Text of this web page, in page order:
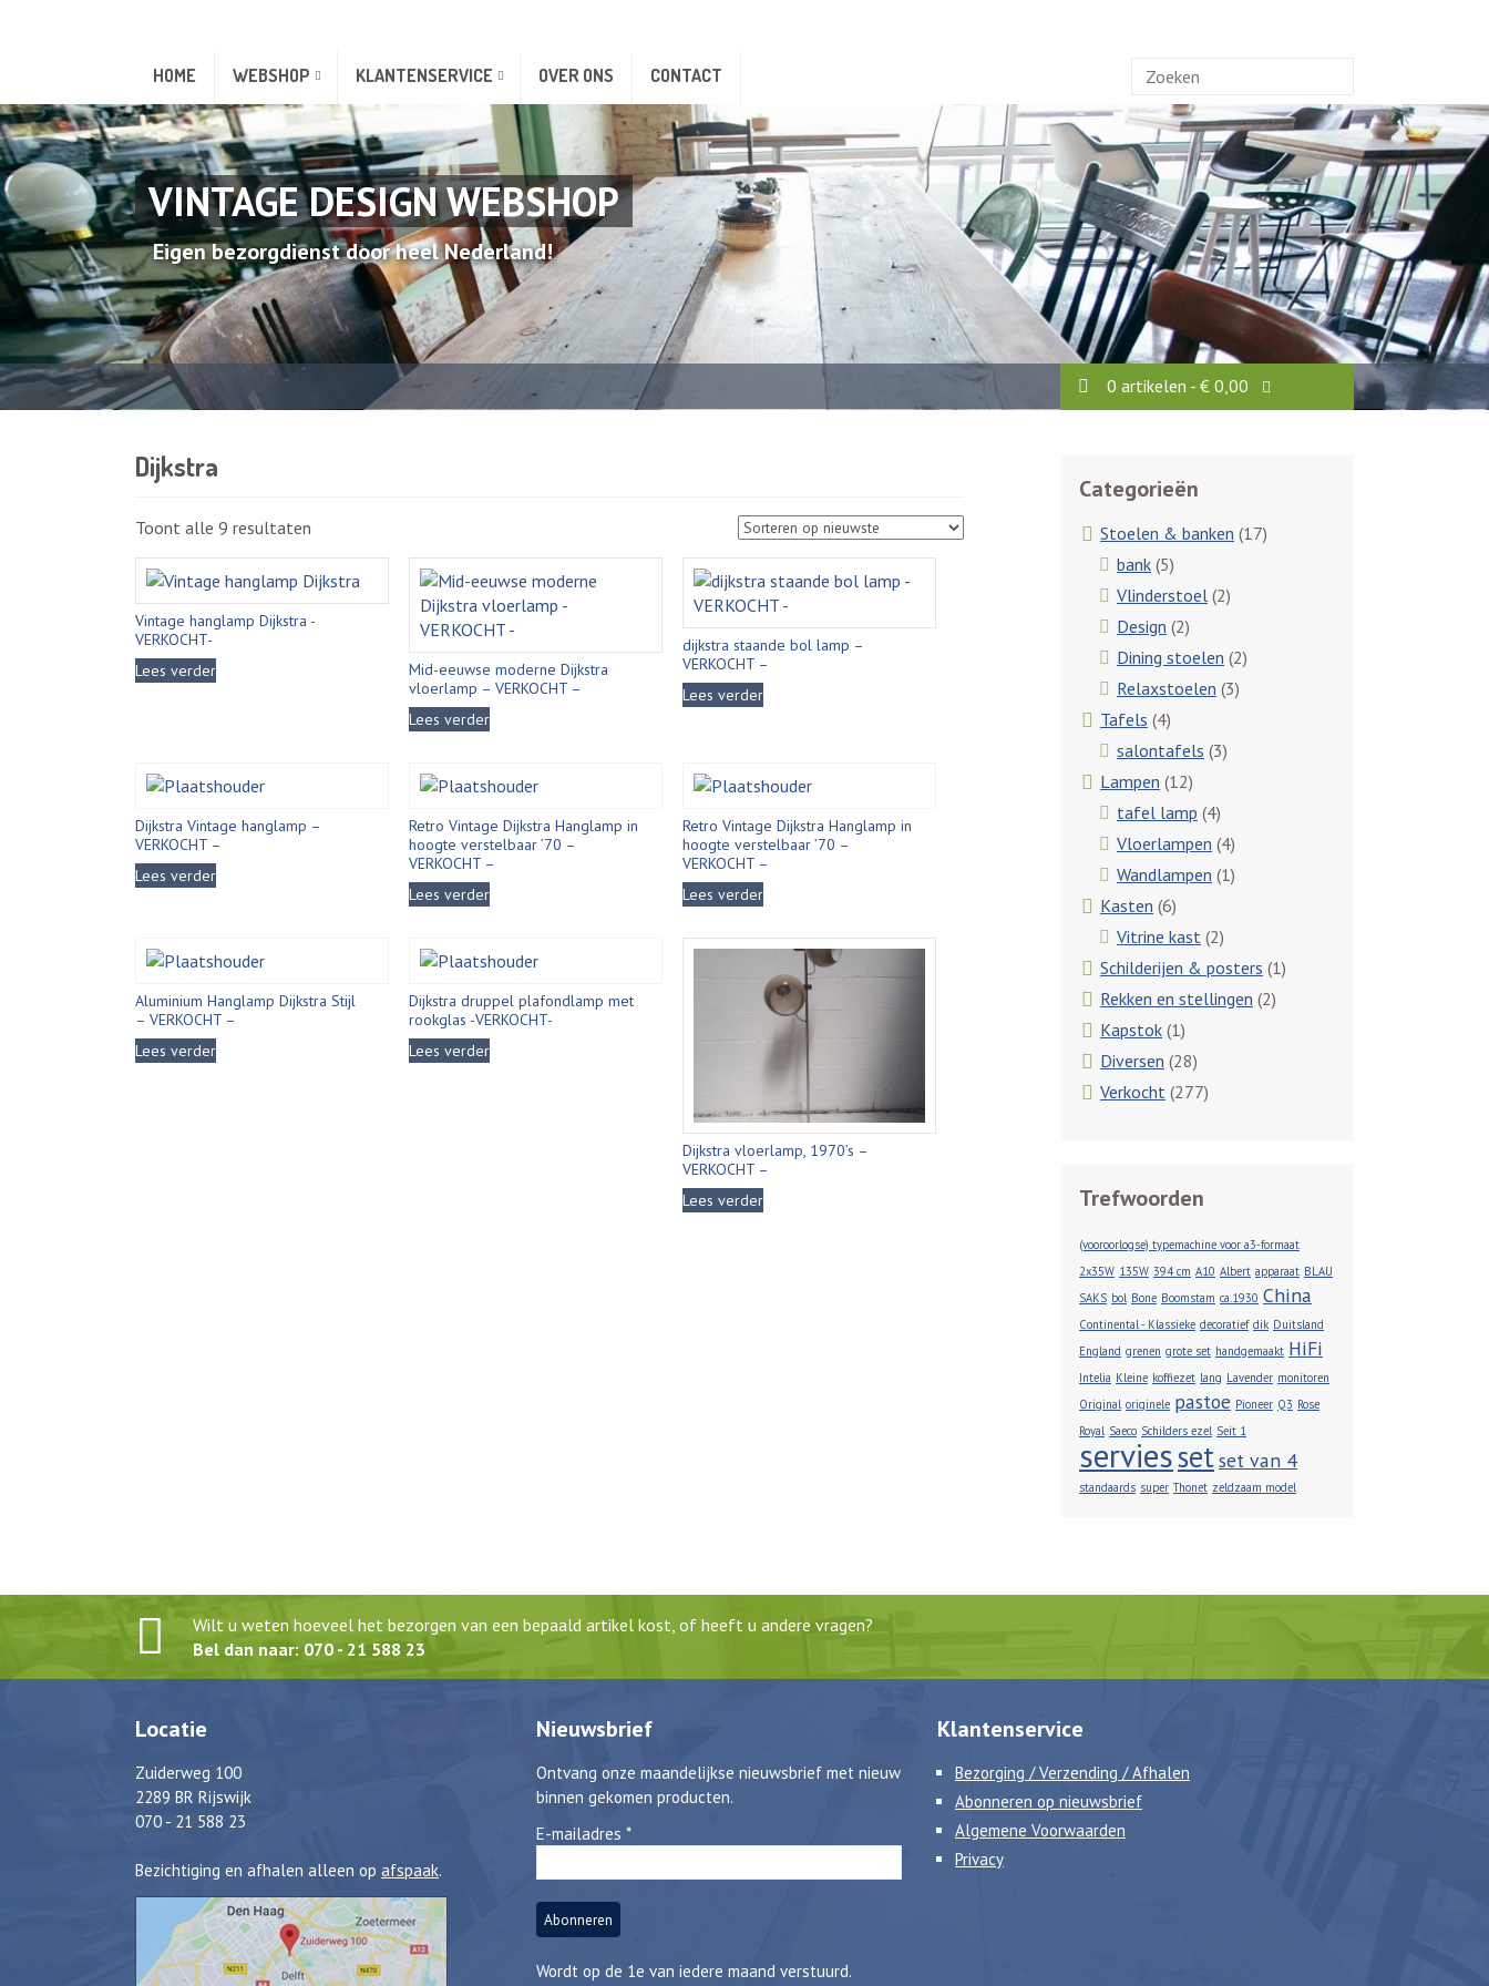
HOME WEBSHOP KLANTENSERVICE OVER ONS CONTACT
Zoek
VINTAGE DESIGN WEBSHOP
Eigen bezorgdienst door heel Nederland!
0 artikelen - € 0,00
Dijkstra
Toont alle 9 resultaten
nieuwste
Vintage hanglamp Dijkstra -
VERKOCHT-
Lees verder
Mid-eeuwse moderne Dijkstra
vloerlamp – VERKOCHT –
Lees verder
dijkstra staande bol lamp –
VERKOCHT –
Lees verder
Dijkstra Vintage hanglamp –
VERKOCHT –
Lees verder
Retro Vintage Dijkstra Hanglamp in
hoogte verstelbaar ’70 –
VERKOCHT –
Lees verder
Retro Vintage Dijkstra Hanglamp in
hoogte verstelbaar ’70 –
VERKOCHT –
Lees verder
Aluminium Hanglamp Dijkstra Stijl
– VERKOCHT –
Lees verder
Dijkstra druppel plafondlamp met
rookglas -VERKOCHT-
Lees verder
Dijkstra vloerlamp, 1970’s –
VERKOCHT –
Lees verder
Categorieën
Stoelen & banken (17)
bank (5)
Vlinderstoel (2)
Design (2)
Dining stoelen (2)
Relaxstoelen (3)
Tafels (4)
salontafels (3)
Lampen (12)
tafel lamp (4)
Vloerlampen (4)
Wandlampen (1)
Kasten (6)
Vitrine kast (2)
Schilderijen & posters (1)
Rekken en stellingen (2)
Kapstok (1)
Diversen (28)
Verkocht (277)
Trefwoorden
(vooroorlogse) typemachine voor a3-formaat
2x35W 135W 394 cm A10 Albert apparaat BLAU
SAKS bol Bone Boomstam ca.1930 China
Continental - Klassieke decoratief dik Duitsland
England grenen grote set handgemaakt HiFi
Intelia Kleine koffiezet lang Lavender monitoren
Original originele pastoe Pioneer Q3 Rose
Royal Saeco Schilders ezel Seit 1
serviessetset van 4
standaards super Thonet zeldzaam model
Wilt u weten hoeveel het bezorgen van een bepaald artikel kost, of heeft u andere vragen?
Bel dan naar: 070 - 21 588 23
Locatie
Zuiderweg 100
2289 BR Rijswijk
070 - 21 588 23
Bezichtiging en afhalen alleen op afspaak.
Nieuwsbrief
Ontvang onze maandelijkse nieuwsbrief met nieuw
binnen gekomen producten.
E-mailadres *
Wordt op de 1e van iedere maand verstuurd.
Klantenservice
Bezorging / Verzending / Afhalen
Abonneren op nieuwsbrief
Algemene Voorwaarden
Privacy